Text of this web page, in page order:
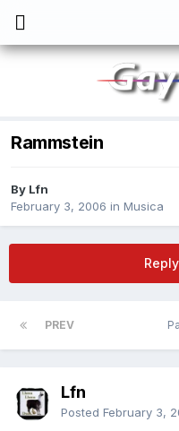
Rammstein
By Lfn
February 3, 2006 in Musica
PREV
Lfn
Posted February 3,